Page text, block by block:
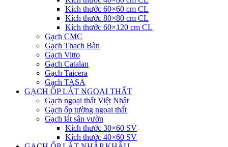
Kích thước 60×60 cm CL
Kích thước 80×80 cm CL
Kích thước 60×120 cm CL
Gạch CMC
Gạch Thạch Bàn
Gạch Vitto
Gạch Catalan
Gạch Taicera
Gạch TASA
GẠCH ỐP LÁT NGOẠI THẤT
Gạch ngoại thất Việt Nhật
Gạch ốp tường ngoại thất
Gạch lát sân vườn
Kích thước 30×60 SV
Kích thước 40×60 SV